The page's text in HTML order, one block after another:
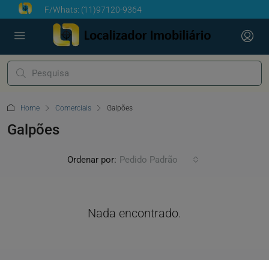
F/Whats: (11)97120-9364
Home Comerciais Galpões
Galpões
Ordenar por: Pedido Padrão
Nada encontrado.